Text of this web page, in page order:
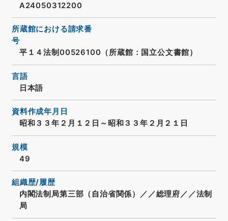
A24050312200
所蔵館における請求番
号
平１４法制00526100（所蔵館：国立公文書館）
言語
日本語
資料作成年月日
昭和３３年２月１２日～昭和３３年２月２１日
規模
49
組織歴/履歴
内閣法制局第三部（自治省関係）／／総理府／／法制
局